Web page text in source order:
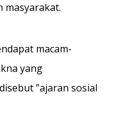
masyarakat.
macam-
yang
”ajaran sosial